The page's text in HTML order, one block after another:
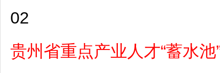
02
贵州省重点产业人才“蓄水